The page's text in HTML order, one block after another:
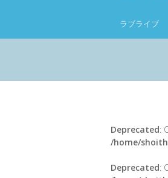
ラブライブ
Deprecated:
/home/
Deprecated: